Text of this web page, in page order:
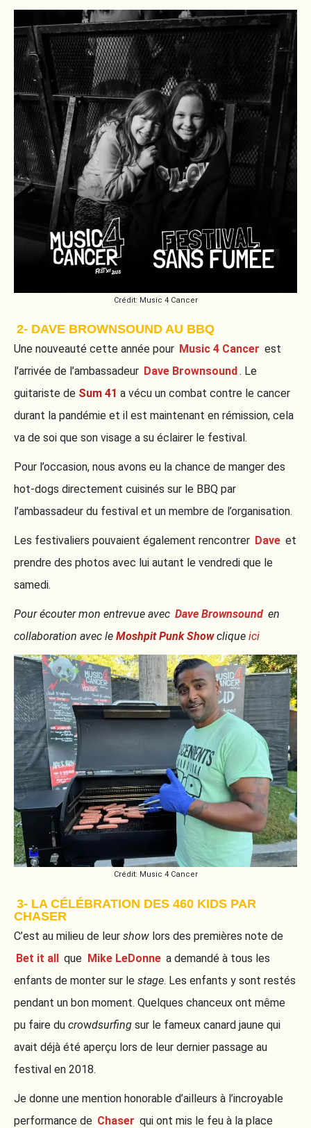
Crédit: Music 4 Cancer
2- DAVE BROWNSOUND AU BBQ
Une nouveauté cette année pour Music 4 Cancer est
l’arrivée de l’ambassadeur Dave Brownsound . Le
guitariste de Sum 41 a vécu un combat contre le cancer
durant la pandémie et il est maintenant en rémission, cela
va de soi que son visage a su éclairer le festival.
Pour l’occasion, nous avons eu la chance de manger des
hot-dogs directement cuisinés sur le BBQ par
l’ambassadeur du festival et un membre de l’organisation.
Les festivaliers pouvaient également rencontrer Dave et
prendre des photos avec lui autant le vendredi que le
samedi.
Pour écouter mon entrevue avec Dave Brownsound en
collaboration avec le Moshpit Punk Showclique ici
Crédit: Music 4 Cancer
3- LA CÉLÉBRATION DES 460 KIDS PAR
CHASER
C’est au milieu de leur show lors des premières note de
Bet it all
que Mike LeDonne a demandé à tous les
enfants de monter sur le stage. Les enfants y sont restés
pendant un bon moment. Quelques chanceux ont même
pu faire du crowdsurfing sur le fameux canard jaune qui
avait déjà été aperçu lors de leur dernier passage au
festival en 2018.
Je donne une mention honorable d’ailleurs à l’incroyable
performance de Chaser qui ont mis le feu à la place